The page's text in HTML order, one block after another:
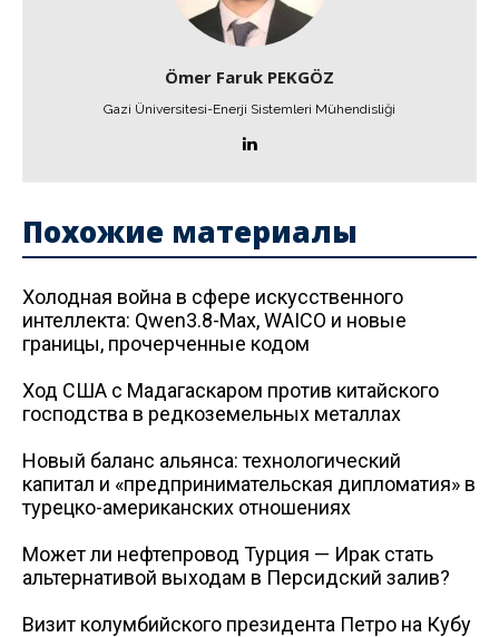
Ömer Faruk PEKGÖZ
Gazi Üniversitesi-Enerji Sistemleri Mühendisliği
Похожие материалы
Холодная война в сфере искусственного
интеллекта: Qwen3.8-Max, WAICO и новые
границы, прочерченные кодом
Ход США с Мадагаскаром против китайского
господства в редкоземельных металлах
Новый баланс альянса: технологический
капитал и «предпринимательская дипломатия» в
турецко-американских отношениях
Может ли нефтепровод Турция — Ирак стать
альтернативой выходам в Персидский залив?
Визит колумбийского президента Петро на Кубу